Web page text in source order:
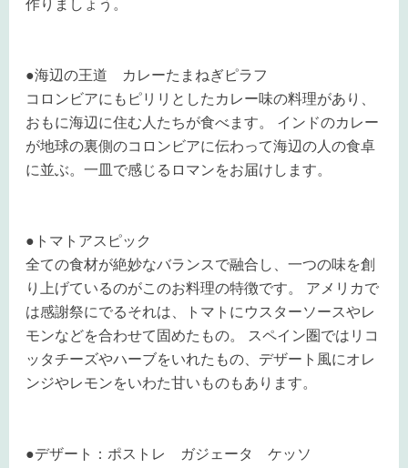
作りましょう。
●海辺の王道 カレーたまねぎピラフ
コロンビアにもピリリとしたカレー味の料理があり、
おもに海辺に住む人たちが食べます。 インドのカレー
が地球の裏側のコロンビアに伝わって海辺の人の食卓
に並ぶ。一皿で感じるロマンをお届けします。
●トマトアスピック
全ての食材が絶妙なバランスで融合し、一つの味を創
り上げているのがこのお料理の特徴です。 アメリカで
は感謝祭にでるそれは、トマトにウスターソースやレ
モンなどを合わせて固めたもの。 スペイン圏ではリコ
ッタチーズやハーブをいれたもの、デザート風にオレ
ンジやレモンをいわた甘いものもあります。
●デザート：ポストレ ガジェータ ケッソ